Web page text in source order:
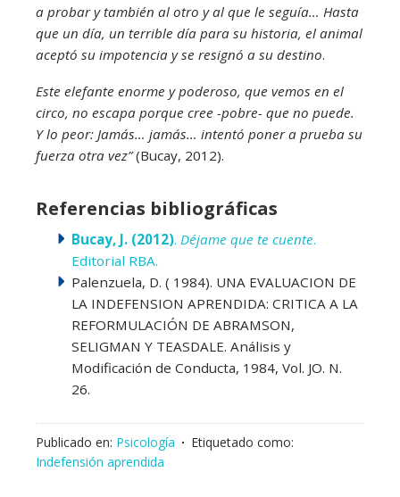
a probar y también al otro y al que le seguía… Hasta
que un día, un terrible día para su historia, el animal
aceptó su impotencia y se resignó a su destino.
Este elefante enorme y poderoso, que vemos en el
circo, no escapa porque cree -pobre- que no puede.
Y lo peor: Jamás… jamás… intentó poner a prueba su
fuerza otra vez” (Bucay, 2012).
Referencias bibliográficas
Bucay, J. (2012). Déjame que te cuente.
Editorial RBA.
Palenzuela, D. ( 1984). UNA EVALUACION DE
LA INDEFENSION APRENDIDA: CRITICA A LA
REFORMULACIÓN DE ABRAMSON,
SELIGMAN Y TEASDALE. Análisis y
Modificación de Conducta, 1984, Vol. JO. N.
26.
Publicado en: Psicología
Etiquetado como:
Indefensión aprendida